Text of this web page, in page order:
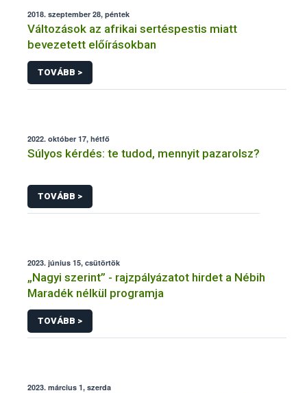
2018. szeptember 28, péntek
Változások az afrikai sertéspestis miatt
bevezetett előírásokban
TOVÁBB >
2022. október 17, hétfő
Súlyos kérdés: te tudod, mennyit pazarolsz?
TOVÁBB >
2023. június 15, csütörtök
„Nagyi szerint” - rajzpályázatot hirdet a Nébih
Maradék nélkül programja
TOVÁBB >
2023. március 1, szerda